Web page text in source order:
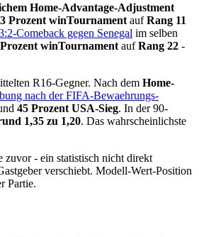
Home-Advantage-Adjustment
Prozent winTournament aufRang 11
Comeback gegen Senegal im selben
winTournament aufRang 22 -
R16-Gegner. Nach dem Home-
nach der FIFA-Bewaehrungs-
45 Prozent USA-Sieg. In der 90-
1,35 zu 1,20. Das wahrscheinlichste
zuvor - ein statistisch nicht direkt
verschiebt. Modell-Wert-Position
Partie.